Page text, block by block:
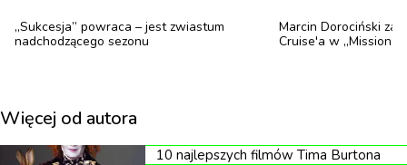
ciężar leczenia i samotności. Temat ten jest
szczególnie ważny w czasach, gdy kobiety na nowo
vitro jest tak stygmatyzowane przez kościół i obecne
władze.
„Sukcesja” powraca – jest zwiastum
nadchodzącego sezonu
Marcin Dorociński
Cruise'a w „Mission
Więcej od autora
10 najlepszych filmów Tima Burtona